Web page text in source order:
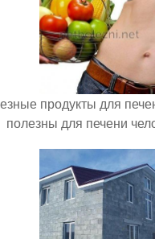
продукты для
полезны для печени